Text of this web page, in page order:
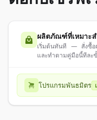
ผลิตภัณฑ์ที่เหมาะ
เริ่มต้นทันที — สั่งซื้อ
และทำตามคู่มือนี้ทีละ
โปรแกรมพันธมิตร